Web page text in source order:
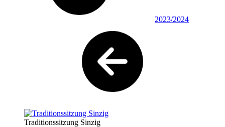
2023/2024
Traditionssitzung Sinzig